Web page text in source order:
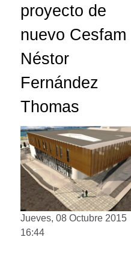
proyecto de
nuevo Cesfam
Néstor
Fernández
Thomas
Jueves, 08 Octubre 2015
16:44